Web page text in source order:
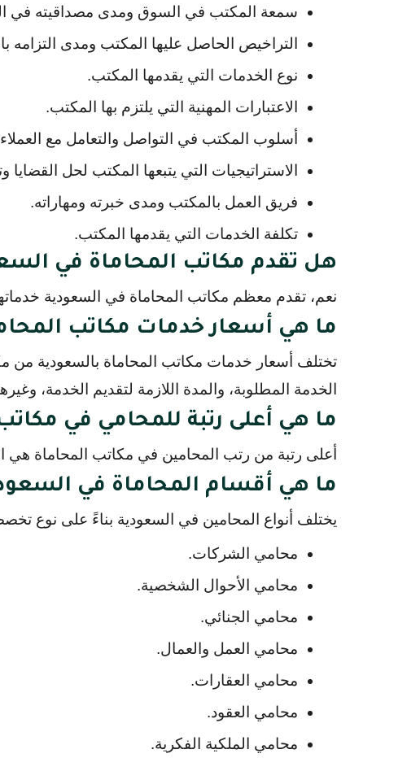
سمعة المكتب في السوق ومدى مصداقيته في
التراخيص الحاصل عليها المكتب ومدى التزامه
نوع الخدمات التي يقدمها المكتب.
الاعتبارات المهنية التي يلتزم بها المكتب.
أسلوب المكتب في التواصل والتعامل مع
الاستراتيجيات التي يتبعها المكتب لحل
فريق العمل بالمكتب ومدى خبرته ومهاراته.
تكلفة الخدمات التي يقدمها المكتب.
هل تقدم مكاتب المحاماة في
نعم، تقدم معظم مكاتب المحاماة في السعودية
ما هي أسعار خدمات مكاتب
تختلف أسعار خدمات مكاتب المحاماة بالسعودية من
الخدمة المطلوبة، والمدة اللازمة لتقديم الخدمة،
ما هي أعلى رتبة للمحامي في
أعلى رتبة من رتب المحامين في مكاتب المحاماة هي
ما هي أقسام المحاماة في
يختلف أنواع المحامين في السعودية بناءً على نوع
محامي الشركات.
محامي الأحوال الشخصية.
محامي الجنائي.
محامي العمل والعمال.
محامي العقارات.
محامي العقود.
محامي الملكية الفكرية.